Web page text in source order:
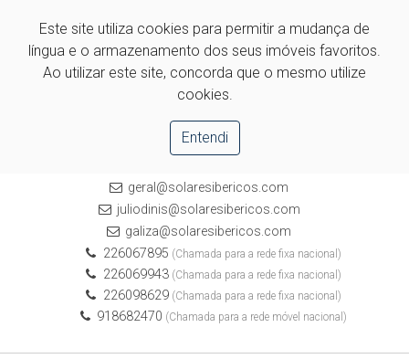
Este site utiliza cookies para permitir a mudança de
língua e o armazenamento dos seus imóveis favoritos.
Ao utilizar este site, concorda que o mesmo utilize
cookies.
Entendi
geral@solaresibericos.com
juliodinis@solaresibericos.com
galiza@solaresibericos.com
226067895 (Chamada para a rede fixa nacional)
226069943(Chamada para a rede fixa nacional)
226098629(Chamada para a rede fixa nacional)
918682470 (Chamada para a rede móvel nacional)